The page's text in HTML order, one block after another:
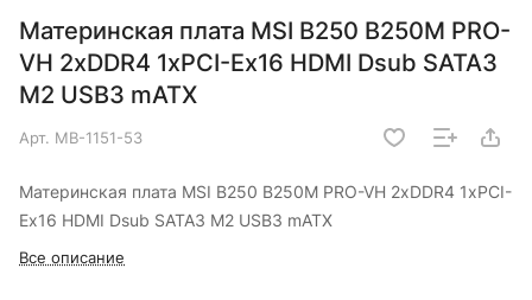
Материнская плата MSI B250 B250M PRO-
VH 2xDDR4 1xPCI-Ex16 HDMI Dsub SATA3
М2 USB3 mATX
Арт. MB-1151-53
Материнская плата MSI B250 B250M PRO-VH 2xDDR4 1xPCI-
Ex16 HDMI Dsub SATA3 М2 USB3 mATX
Все описание